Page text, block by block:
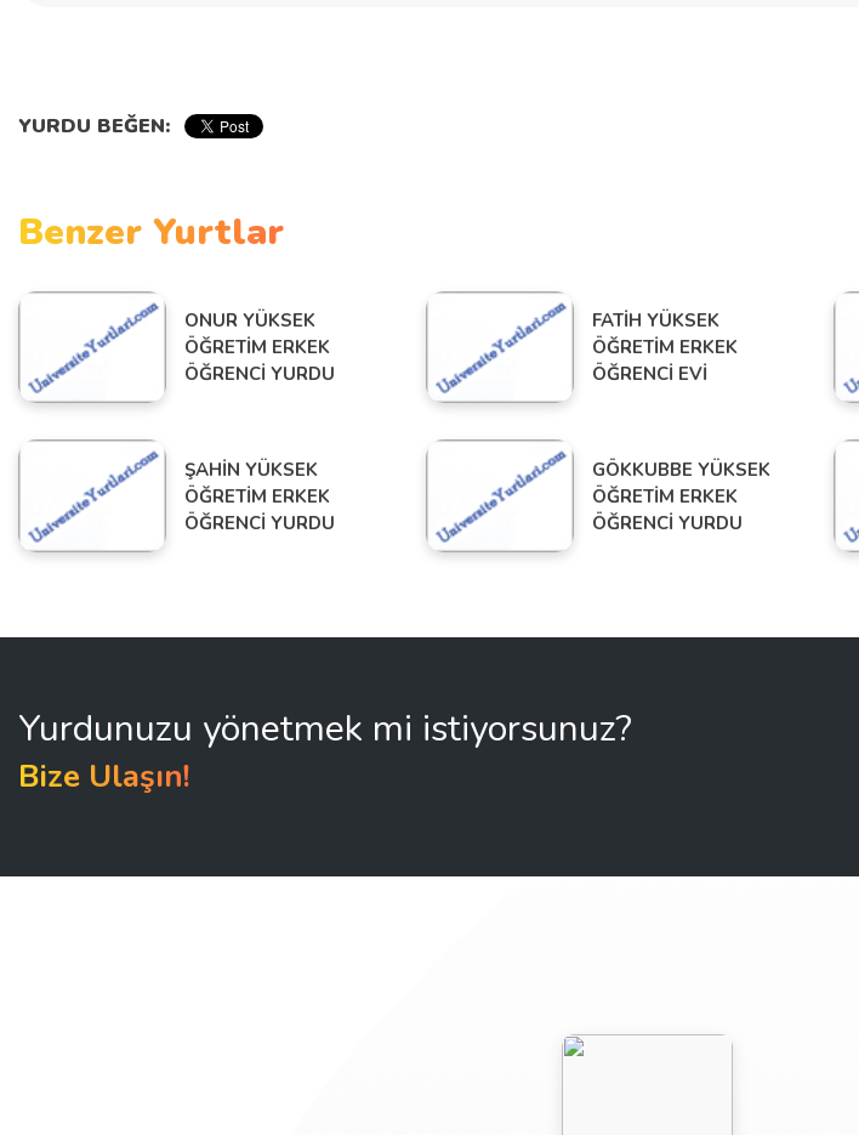
YURDU BEĞEN:
Benzer Yurtlar
ONUR YÜKSEK
ÖĞRETİM ERKEK
ÖĞRENCİ YURDU
FATİH YÜKSEK
ÖĞRETİM ERKEK
ÖĞRENCİ EVİ
ŞAHİN YÜKSEK
ÖĞRETİM ERKEK
ÖĞRENCİ YURDU
GÖKKUBBE YÜKSEK
ÖĞRETİM ERKEK
ÖĞRENCİ YURDU
Yurdunuzu yönetmek mi istiyorsunuz?
Bize Ulaşın!